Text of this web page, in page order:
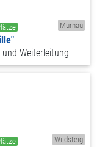
Murnau
Weiterleitung
Wildsteig